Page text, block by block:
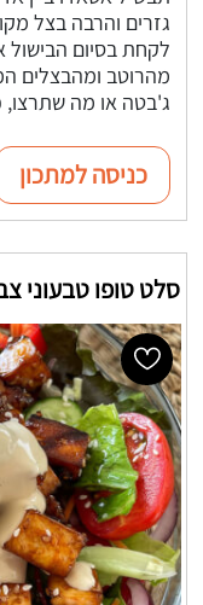
גזרים והרבה בצל
לקחת בסיום
מהרוטב ומהבצלים
ג'בטה או מה שתרצו,
כניסה למתכון
סלט טופו טבעוני